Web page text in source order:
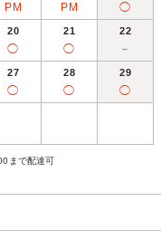
PM PM ◯
20
◯
21
◯
22
－
27
◯
28
◯
29
◯
まで配達可